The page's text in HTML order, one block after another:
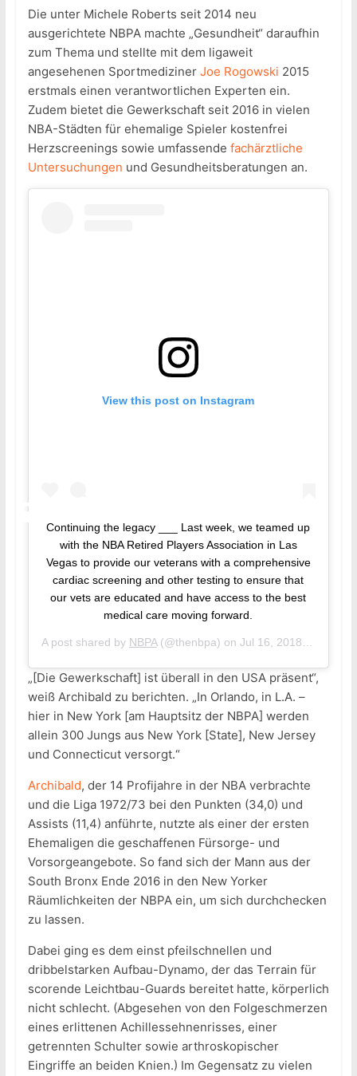
Die unter Michele Roberts seit 2014 neu
ausgerichtete NBPA machte „Gesundheit“ daraufhin
zum Thema und stellte mit dem ligaweit
angesehenen Sportmediziner Joe Rogowski 2015
erstmals einen verantwortlichen Experten ein.
Zudem bietet die Gewerkschaft seit 2016 in vielen
NBA-Städten für ehemalige Spieler kostenfrei
Herzscreenings sowie umfassende fachärztliche
Untersuchungen und Gesundheitsberatungen an.
View this post on Instagram
Continuing the legacy ___ Last week, we teamed up
with the NBA Retired Players Association in Las
Vegas to provide our veterans with a comprehensive
cardiac screening and other testing to ensure that
our vets are educated and have access to the best
medical care moving forward.
A post shared by NBPA(@thenbpa) on Jul 16, 2018 at 6:09pm PDT
„[Die Gewerkschaft] ist überall in den USA präsent“,
weiß Archibald zu berichten. „In Orlando, in L.A. –
hier in New York [am Hauptsitz der NBPA] werden
allein 300 Jungs aus New York [State], New Jersey
und Connecticut versorgt.“
Archibald, der 14 Profijahre in der NBA verbrachte
und die Liga 1972/73 bei den Punkten (34,0) und
Assists (11,4) anführte, nutzte als einer der ersten
Ehemaligen die geschaffenen Fürsorge- und
Vorsorgeangebote. So fand sich der Mann aus der
South Bronx Ende 2016 in den New Yorker
Räumlichkeiten der NBPA ein, um sich durchchecken
zu lassen.
Dabei ging es dem einst pfeilschnellen und
dribbelstarken Aufbau-Dynamo, der das Terrain für
scorende Leichtbau-Guards bereitet hatte, körperlich
nicht schlecht. (Abgesehen von den Folgeschmerzen
eines erlittenen Achillessehnenrisses, einer
getrennten Schulter sowie arthroskopischer
Eingriffe an beiden Knien.) Im Gegensatz zu vielen